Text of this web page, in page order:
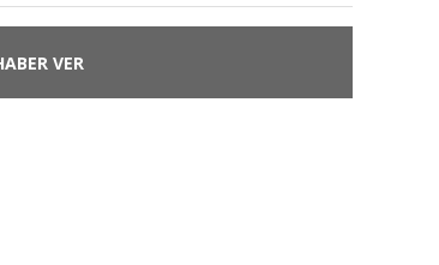
VER